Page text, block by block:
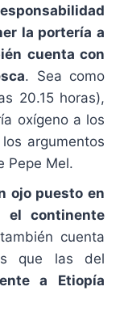
la portería a
cuenta con
. Sea como
20.15 horas),
oxígeno a los
argumentos
Pepe Mel.
ojo puesto en
el continente
cuenta
que las del
a Etiopía